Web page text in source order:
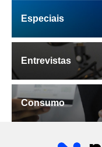
Especiais
Entrevistas
Consumo